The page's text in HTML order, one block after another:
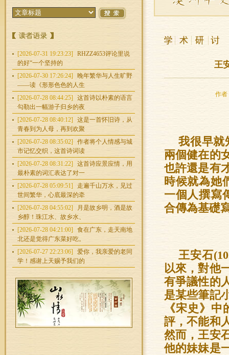
[2026-07-31 19:23:23]
RHZZ4653评论里说
的好“一个坚持的
[2026-07-30 17:26:24]
晚年繁华与人生旷野
——读《形形色色的人生
[2026-07-28 08:44:25]
这首诗以朴素的语言
勾勒出一幅游子归乡的夜
[2026-07-28 08:40:12]
这是一首怀旧诗，从
青春到为人母，再到欢聚
[2026-07-28 08:35:02]
作者将个人情感与城
市记忆交织，这首诗词读
[2026-07-28 08:31:22]
这首诗应景应情，用
最朴素的词汇表达了对一
[2026-07-28 05:09:51]
走遍千山万水，见过
世间繁华，心底最深的牵
[2026-07-28 04:55:02]
月是故乡明，酒是故
乡醇！珠江水、故乡水、
[2026-07-28 04:21:00]
食在广东，走天南地
北还是觉得广东菜好吃。
[2026-07-27 22:23:06]
爱你，我亲爱的老同
学！感谢上天赐予我们的
王
作者
我很早就
兩個健在的
也許還是有
時候就為她
一個人撰寫
合傳為基礎
王安石
以來，對他
有爭議性的
是某些筆記
《宋史》
評，不能和
然而，王安
他的妹妹是